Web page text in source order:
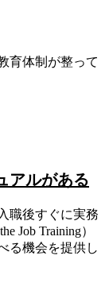
育体制が整って
アルがある
職後すぐに実務
Job Training）
る機会を提供し